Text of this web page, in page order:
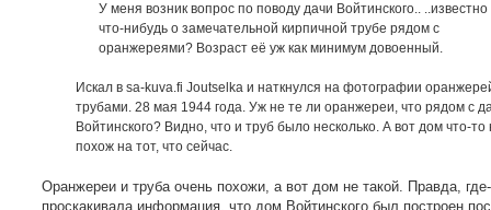
У меня возник вопрос по поводу дачи Войтинского.. ..известно
что-нибудь о замечательной кирпичной трубе рядом с
оранжереями? Возраст её уж как минимум довоенный.
Искал в sa-kuva.fi Joutselka и наткнулся на фотографии
трубами. 28 мая 1944 года. Уж не те ли оранжереи, что рядом с
Войтинского? Видно, что и труб было несколько. А вот дом что-то
похож на тот, что сейчас.
Оранжереи и труба очень похожи, а вот дом не такой. Правда,
проскакивала информация, что дом Войтинского был построен